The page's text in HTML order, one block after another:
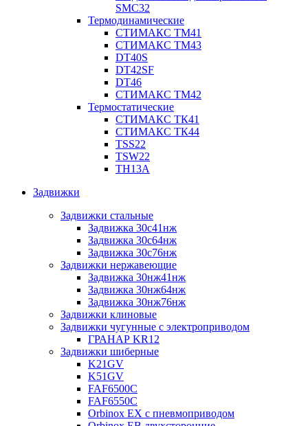
SMC32
Термодинамические
СТИМАКС ТМ41
СТИМАКС ТМ43
DT40S
DT42SF
DT46
СТИМАКС ТМ42
Термостатические
СТИМАКС ТК41
СТИМАКС ТК44
TSS22
TSW22
TH13A
Задвижки
Задвижки стальные
Задвижка 30с41нж
Задвижка 30с64нж
Задвижка 30с76нж
Задвижки нержавеющие
Задвижка 30нж41нж
Задвижка 30нж64нж
Задвижка 30нж76нж
Задвижки клиновые
Задвижки чугунные с электроприводом
ГРАНАР KR12
Задвижки шиберные
K21GV
K51GV
FAF6500C
FAF6550С
Orbinox EX с пневмоприводом